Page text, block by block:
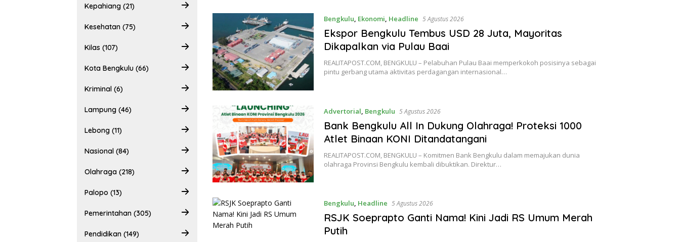
Kepahiang (21)
Kesehatan (75)
Kilas (107)
Kota Bengkulu (66)
Kriminal (6)
Lampung (46)
Lebong (11)
Nasional (84)
Olahraga (218)
Palopo (13)
Pemerintahan (305)
Pendidikan (149)
Bengkulu, Ekonomi, Headline 5 Agustus 2026
Ekspor Bengkulu Tembus USD 28 Juta, Mayoritas
Dikapalkan via Pulau Baai
REALITAPOST.COM, BENGKULU – Pelabuhan Pulau Baai memperkokoh posisinya sebagai
pintu gerbang utama aktivitas perdagangan internasional…
Advertorial Bengkulu 5 Agustus 2026
Bank Bengkulu All In Dukung Olahraga! Proteksi 1000
Atlet Binaan KONI Ditandatangani
REALITAPOST.COM, BENGKULU – Komitmen Bank Bengkulu dalam memajukan dunia
olahraga Provinsi Bengkulu kembali dibuktikan. Direktur…
Bengkulu, Headline 5 Agustus 2026
RSJK Soeprapto Ganti Nama! Kini Jadi RS Umum Merah
Putih